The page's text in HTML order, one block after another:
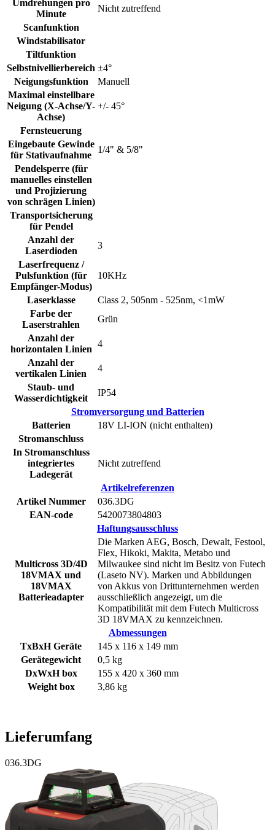
Umdrehungen pro
Minute
Nicht zutreffend
Scanfunktion
Windstabilisator
Tiltfunktion
Selbstnivellierbereich ±4°
Neigungsfunktion
Manuell
Maximal einstellbare
Neigung (X-Achse/Y-
Achse)
+/- 45°
Fernsteuerung
Eingebaute Gewinde
für Stativaufnahme
1/4" & 5/8"
Pendelsperre (für
manuelles einstellen
und Projizierung
von schrägen Linien)
Transportsicherung
für Pendel
Anzahl der
Laserdioden
3
Laserfrequenz /
Pulsfunktion (für
Empfänger-Modus)
10KHz
Laserklasse
Class 2, 505nm - 525nm, <1mW
Farbe der
Laserstrahlen
Grün
Anzahl der
horizontalen Linien
4
Anzahl der
vertikalen Linien
4
Staub- und
Wasserdichtigkeit
IP54
Stromversorgung und Batterien
Batterien
18V LI-ION (nicht enthalten)
Stromanschluss
In Stromanschluss
integriertes
Ladegerät
Nicht zutreffend
Artikelreferenzen
Artikel Nummer
036.3DG
EAN-code
5420073804803
Haftungsausschluss
Multicross 3D/4D
18VMAX und
18VMAX
Batterieadapter
Die Marken AEG, Bosch, Dewalt, Festool,
Flex, Hikoki, Makita, Metabo und
Milwaukee sind nicht im Besitz von Futech
(Laseto NV). Marken und Abbildungen
von Akkus von Drittunternehmen werden
ausschließlich angezeigt, um die
Kompatibilität mit dem Futech Multicross
3D 18VMAX zu kennzeichnen.
Abmessungen
TxBxH Geräte
145 x 116 x 149 mm
Gerätegewicht
0,5 kg
DxWxH box
155 x 420 x 360 mm
Weight box
3,86 kg
Lieferumfang
036.3DG